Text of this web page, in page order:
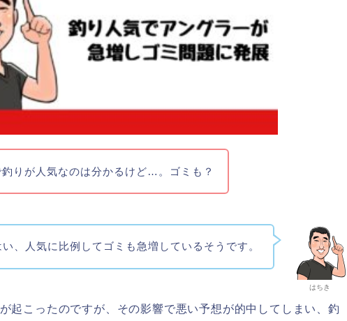
釣りが人気なのは分かるけど…。ゴミも？
はちき
い、人気に比例してゴミも急増しているそうです。
起こったのですが、その影響で悪い予想が的中してしまい、釣